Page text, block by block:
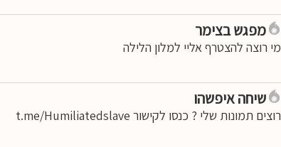
מפגש בצימר
מי רוצה להצטרף אליי למלון הלילה
שיחה איפשהו
רוצים תמונות שלי ? כנסו לקישור t.me/Humiliatedslave